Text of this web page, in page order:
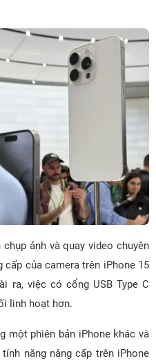
ảnh và quay video chuyên
cấp của camera trên iPhone 15
ra, việc có cổng USB Type C
linh hoạt hơn.
một phiên bản iPhone khác và
năng nâng cấp trên iPhone